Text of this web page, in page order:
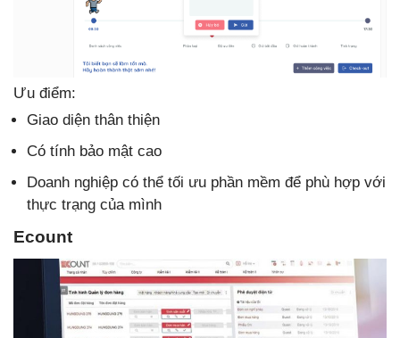
Ưu điểm:
Giao diện thân thiện
Có tính bảo mật cao
Doanh nghiệp có thể tối ưu phần mềm để phù hợp với
thực trạng của mình
Ecount